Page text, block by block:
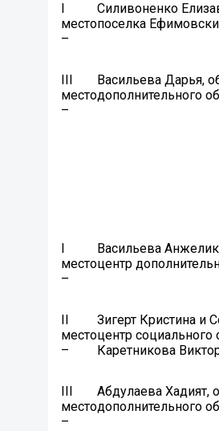
I
место
–
Силивоненко
поселка
III
место
–
Васильева Дарья,
дополнительного
I
место
–
Васильева
центр
II
место
–
Зигерт Кристина и
центр социального
Каретникова
III
место
–
Абдулаева Хадият,
дополнительного